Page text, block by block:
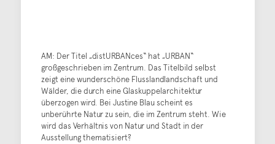
AM: Der Titel „distURBANces“ hat „URBAN“
großgeschrieben im Zentrum. Das Titelbild selbst
zeigt eine wunderschöne Flusslandlandschaft und
Wälder, die durch eine Glaskuppelarchitektur
überzogen wird. Bei Justine Blau scheint es
unberührte Natur zu sein, die im Zentrum steht. Wie
wird das Verhältnis von Natur und Stadt in der
Ausstellung thematisiert?